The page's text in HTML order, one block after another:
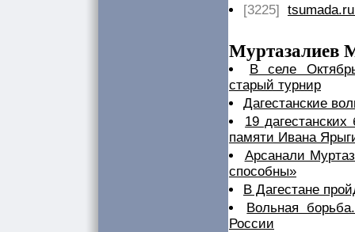
[3225]
Муртазалиев
В селе
старый турнир
Дагестанские
19
памяти Ивана
Арсанали
способны»
В Дагестане
Вольная
России